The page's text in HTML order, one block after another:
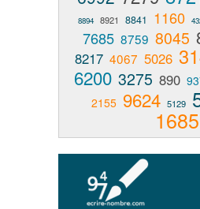
8894 8921 8841 1160
7685 8759 8045
8217 4067 5026
6200 3275 890
2155 9624 5129
1685